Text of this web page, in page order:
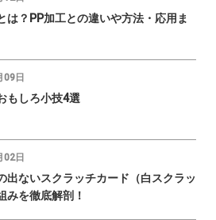
は？PP加工との違いや方法・応用ま
09日
もしろ小技4選
02日
出ないスクラッチカード（白スクラッ
みを徹底解剖！